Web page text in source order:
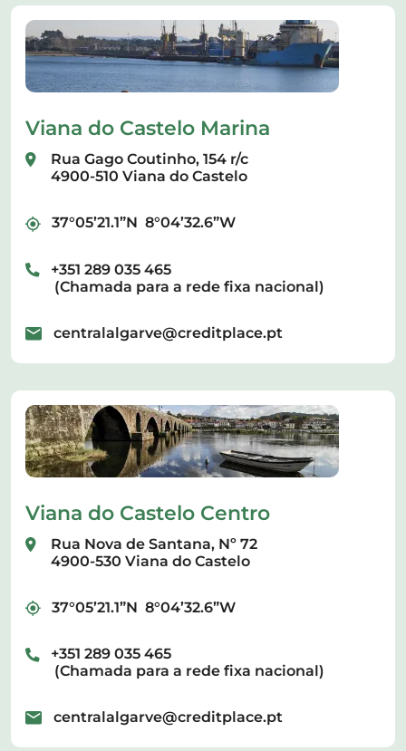
Viana do Castelo Marina
Rua Gago Coutinho, 154 r/c
4900-510 Viana do Castelo
37°05’21.1”N 8°04’32.6”W
+351 289 035 465
(Chamada para a rede fixa nacional)
centralalgarve@creditplace.pt
Viana do Castelo Centro
Rua Nova de Santana, Nº 72
4900-530 Viana do Castelo
37°05’21.1”N 8°04’32.6”W
+351 289 035 465
(Chamada para a rede fixa nacional)
centralalgarve@creditplace.pt